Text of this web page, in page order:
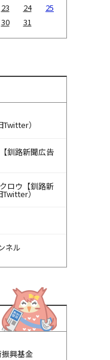
23 24
25
30 31
）
釧路新聞広告
ロウ【釧路新
Twitter）
ネル
興基金